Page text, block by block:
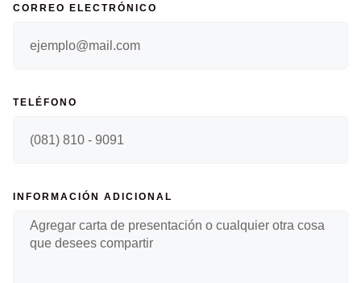
CORREO ELECTRÓNICO
TELÉFONO
INFORMACIÓN ADICIONAL